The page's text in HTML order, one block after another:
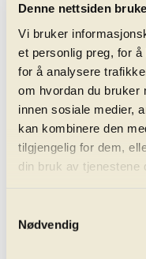
Denne nettsiden
Vi bruker
et personlig preg, for
for å analysere
om hvordan du bruker
innen sosiale medier,
kan kombinere den
tilgjengelig for dem,
din bruk av tjenestene
Nødvendig
planets and
character.
Gustav Holst wrote
1916. The suite
the Solar System
corresponding
Andrew Litton